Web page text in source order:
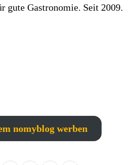
gute Gastronomie. Seit 2009.
nomyblog werben